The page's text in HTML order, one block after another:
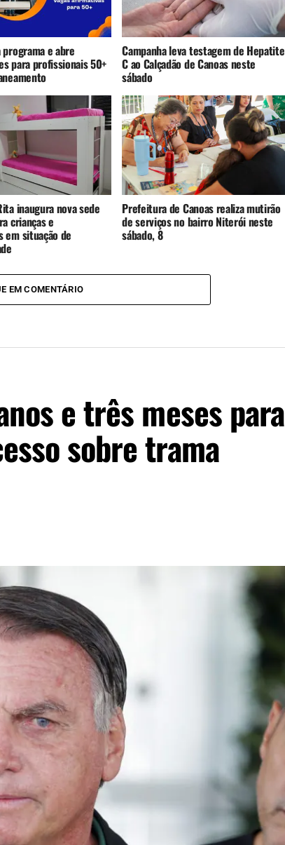
programa e abre
para profissionais 50+
Campanha leva testagem de Hepatite
C ao Calçadão de Canoas neste
sábado
inaugura nova sede
crianças e
em situação de
Prefeitura de Canoas realiza mutirão
de serviços no bairro Niterói neste
sábado, 8
EM COMENTÁRIO
e três meses para
sobre trama